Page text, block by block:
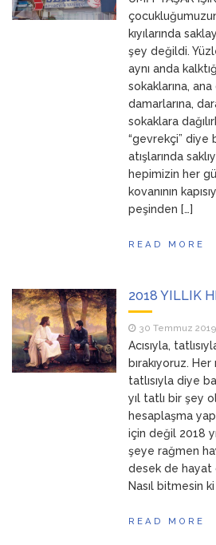
23 Mart 2026 ANNEM
kıyılarında
şey değildi.
aynı anda
sokaklarına,
damarlarına,
sokaklara
“gevrekçi” diye
atışlarında
hepimizin her
kovanının
peşinden […]
READ MORE
2018 YILLIK
30 Temmuz 2019
Acısıyla,
bırakıyoruz.
tatlısıyla diye
yıl tatlı bir şey
hesaplaşma
için değil 2018
şeye rağmen
desek de hayat
Nasıl bitmesin
READ MORE